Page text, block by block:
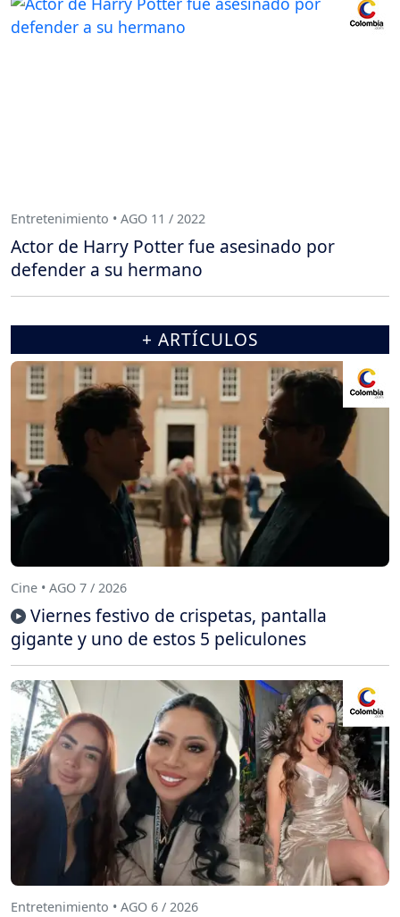
Entretenimiento • AGO 11 / 2022
Actor de Harry Potter fue asesinado por
defender a su hermano
+ ARTÍCULOS
Cine • AGO 7 / 2026
Viernes festivo de crispetas, pantalla
gigante y uno de estos 5 peliculones
Entretenimiento • AGO 6 / 2026